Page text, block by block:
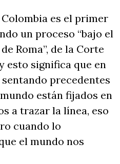
es el primer
un proceso “bajo el
Roma”, de la Corte
esto significa que en
precedentes
están fijados en
a trazar la línea, eso
cuando lo
el mundo nos